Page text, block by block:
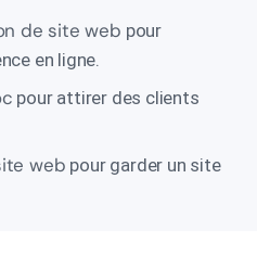
de site web pour
en ligne.
pour attirer des clients
web pour garder un site